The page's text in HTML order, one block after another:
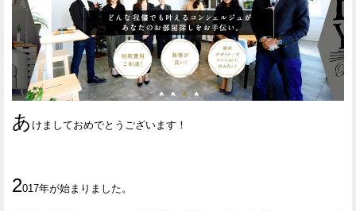
あ けましておめでとうございます！
2017年が始まりました。